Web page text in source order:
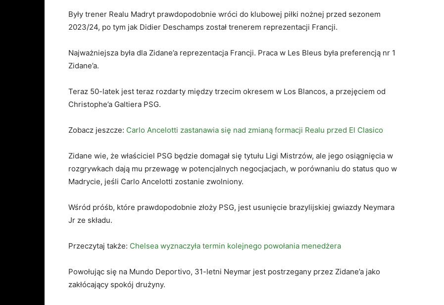
Były trener Realu Madryt prawdopodobnie wróci do klubowej piłki nożnej przed sezonem
2023/24, po tym jak Didier Deschamps został trenerem reprezentacji Francji.
Najważniejsza była dla Zidane’a reprezentacja Francji. Praca w Les Bleus była preferencją nr 1
Zidane’a.
Teraz 50-latek jest teraz rozdarty między trzecim okresem w Los Blancos, a przejęciem od
Christophe’a Galtiera PSG.
Zobacz jeszcze: Carlo Ancelotti zastanawia się nad zmianą formacji Realu przed El Clasico
Zidane wie, że właściciel PSG będzie domagał się tytułu Ligi Mistrzów, ale jego osiągnięcia w
rozgrywkach dają mu przewagę w potencjalnych negocjacjach, w porównaniu do status quo w
Madrycie, jeśli Carlo Ancelotti zostanie zwolniony.
Wśród próśb, które prawdopodobnie złoży PSG, jest usunięcie brazylijskiej gwiazdy Neymara
Jr ze składu.
Przeczytaj także: Chelsea wyznaczyła termin kolejnego powołania menedżera
Powołując się na Mundo Deportivo, 31-letni Neymar jest postrzegany przez Zidane’a jako
zakłócający spokój drużyny.